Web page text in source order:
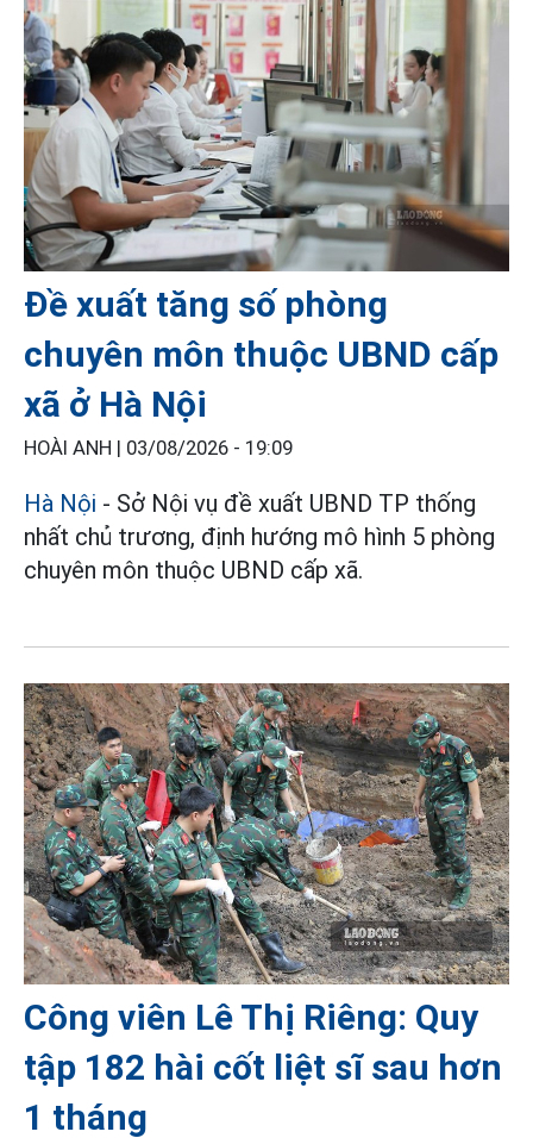
Đề xuất tăng số phòng
chuyên môn thuộc UBND cấp
xã ở Hà Nội
HOÀI ANH | 03/08/2026 - 19:09
Hà Nội - Sở Nội vụ đề xuất UBND TP thống
nhất chủ trương, định hướng mô hình 5 phòng
chuyên môn thuộc UBND cấp xã.
Công viên Lê Thị Riêng: Quy
tập 182 hài cốt liệt sĩ sau hơn
1 tháng